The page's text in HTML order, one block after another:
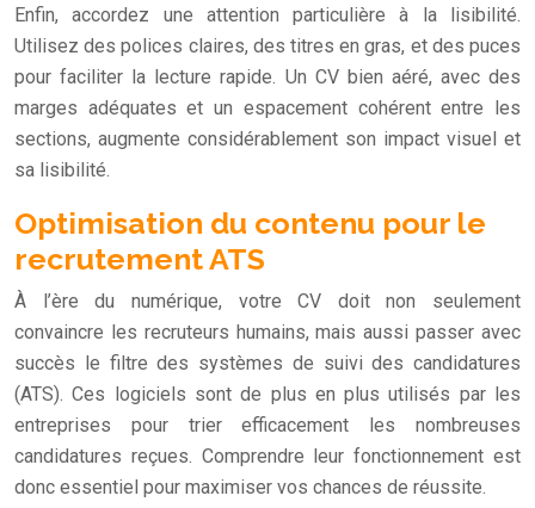
Enfin, accordez une attention particulière à la lisibilité.
Utilisez des polices claires, des titres en gras, et des puces
pour faciliter la lecture rapide. Un CV bien aéré, avec des
marges adéquates et un espacement cohérent entre les
sections, augmente considérablement son impact visuel et
sa lisibilité.
Optimisation du contenu pour le
recrutement ATS
À l’ère du numérique, votre CV doit non seulement
convaincre les recruteurs humains, mais aussi passer avec
succès le filtre des systèmes de suivi des candidatures
(ATS). Ces logiciels sont de plus en plus utilisés par les
entreprises pour trier efficacement les nombreuses
candidatures reçues. Comprendre leur fonctionnement est
donc essentiel pour maximiser vos chances de réussite.